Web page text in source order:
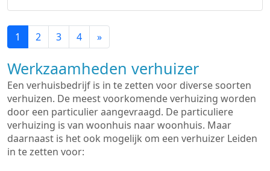
1 2 3 4 »
Werkzaamheden verhuizer
Een verhuisbedrijf is in te zetten voor diverse soorten
verhuizen. De meest voorkomende verhuizing worden
door een particulier aangevraagd. De particuliere
verhuizing is van woonhuis naar woonhuis. Maar
daarnaast is het ook mogelijk om een verhuizer Leiden
in te zetten voor: